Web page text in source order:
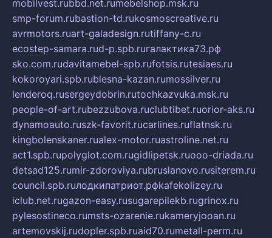
mobilvest.rubbd.net.rumebelshop.msk.ru
smp-forum.rubastion-td.rukosmoscreative.ru
avrmotors.ruart-galadesign.rutiffany-c.ru
ecostep-samara.rud-p.spb.ruгалактика73.рф
sko.com.rudavitamebel-spb.rufotsis.rutesiaes.ru
kokoroyari.spb.rublesna-kazan.rumossilver.ru
lenderoq.rusergeydobrin.rutochkazvuka.msk.ru
people-of-art.rubezzubova.ruclubtibet.ruorior-aks.ru
dynamoauto.ruszk-favorit.rucarlines.ruflatnsk.ru
kingbolenskaner.rualex-motor.ruastroline.net.ru
act1.spb.rupolyglot.com.rugidlipetsk.ruooo-driada.ru
detsad125.rumir-zdoroviya.rubruslanovo.rusiterem.ru
council.spb.ruлодкипатриот.рфkafekolizey.ru
iclub.net.rugazon-easy.rusugarepilekb.rugrinox.ru
pylesostineco.rumsts-ozarenie.rukameryjooan.ru
artemovskij.rudopler.spb.ruaid70.rumetall-perm.ru